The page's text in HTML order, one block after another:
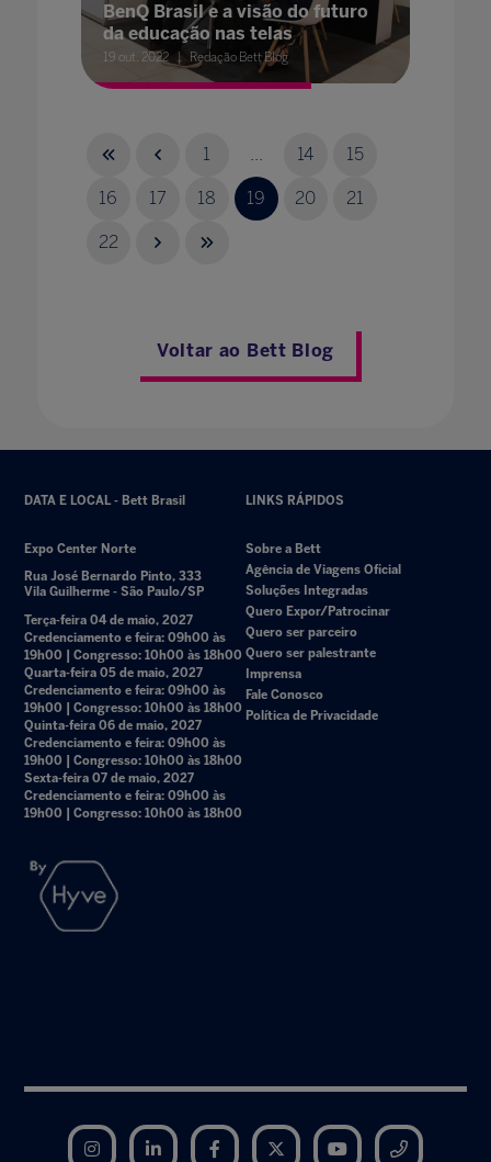
BenQ Brasil e a visão do futuro
da educação nas telas
19 out. 2022 Redação Bett Blog
1 ... 14 15
16 17 18 19 20 21
22
Voltar ao Bett Blog
DATA E LOCAL - Bett Brasil
Expo Center Norte
Rua José Bernardo Pinto, 333
Vila Guilherme - São Paulo/SP
Terça-feira 04 de maio, 2027
Credenciamento e feira: 09h00 às
19h00 | Congresso: 10h00 às 18h00
Quarta-feira 05 de maio, 2027
Credenciamento e feira: 09h00 às
19h00 | Congresso: 10h00 às 18h00
Quinta-feira 06 de maio, 2027
Credenciamento e feira: 09h00 às
19h00 | Congresso: 10h00 às 18h00
Sexta-feira 07 de maio, 2027
Credenciamento e feira: 09h00 às
19h00 | Congresso: 10h00 às 18h00
LINKS RÁPIDOS
Sobre a Bett
Agência de Viagens Oficial
Soluções Integradas
Quero Expor/Patrocinar
Quero ser parceiro
Quero ser palestrante
Imprensa
Fale Conosco
Política de Privacidade
Instagram LinkedIn Facebook Twitter YouTube